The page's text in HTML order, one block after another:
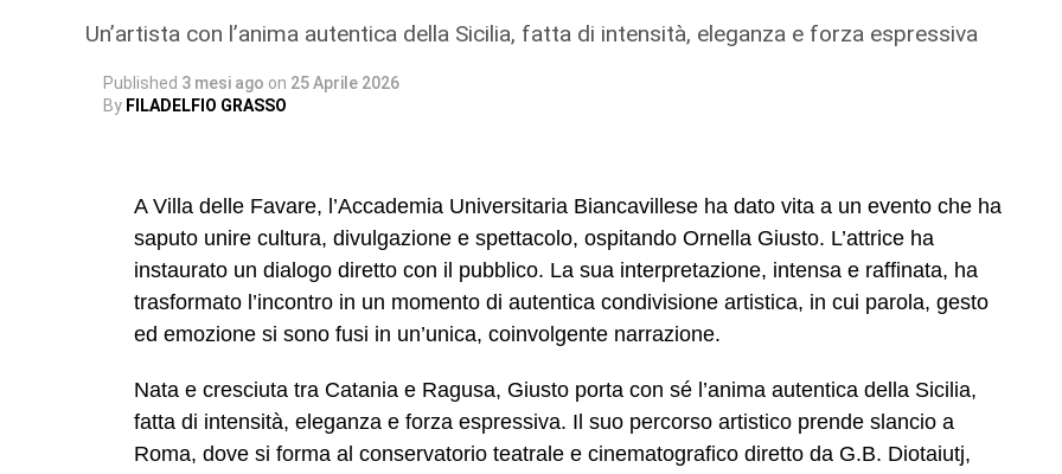
Un’artista con l’anima autentica della Sicilia, fatta di intensità, eleganza e forza espressiva
Published 3 mesi ago on 25 Aprile 2026
By FILADELFIO GRASSO
A Villa delle Favare, l’Accademia Universitaria Biancavillese ha dato vita a un evento che ha
saputo unire cultura, divulgazione e spettacolo, ospitando Ornella Giusto. L’attrice ha
instaurato un dialogo diretto con il pubblico. La sua interpretazione, intensa e raffinata, ha
trasformato l’incontro in un momento di autentica condivisione artistica, in cui parola, gesto
ed emozione si sono fusi in un’unica, coinvolgente narrazione.
Nata e cresciuta tra Catania e Ragusa, Giusto porta con sé l’anima autentica della Sicilia,
fatta di intensità, eleganza e forza espressiva. Il suo percorso artistico prende slancio a
Roma, dove si forma al conservatorio teatrale e cinematografico diretto da G.B. Diotaiutj,